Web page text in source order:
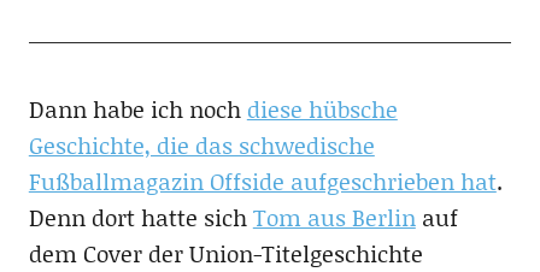
Dann habe ich noch diese hübsche
Geschichte, die das schwedische
Fußballmagazin Offside aufgeschrieben hat.
Denn dort hatte sichTom aus Berlinauf
dem Cover der Union-Titelgeschichte